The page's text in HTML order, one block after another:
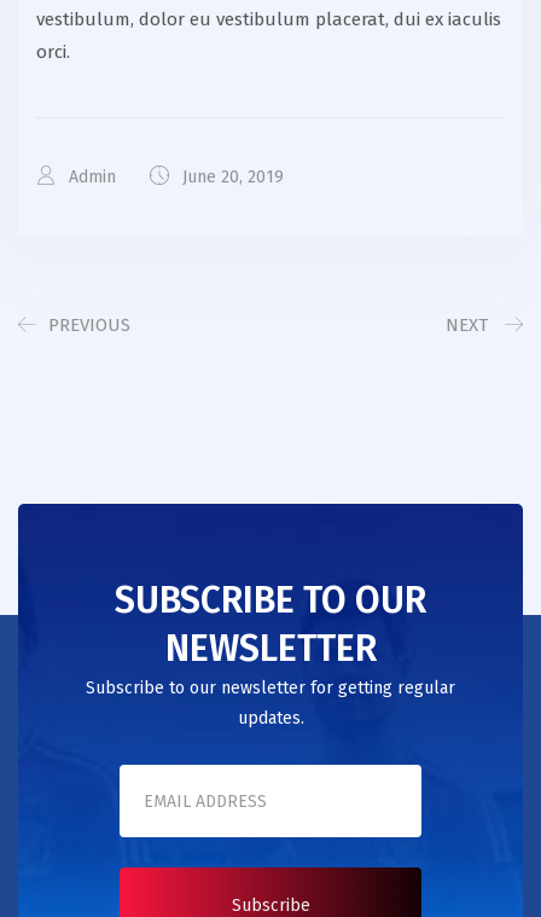
vestibulum, dolor eu vestibulum placerat, dui ex iaculis
orci.
Admin June 20, 2019
PREVIOUS NEXT
SUBSCRIBE TO OUR
NEWSLETTER
Subscribe to our newsletter for getting regular
updates.